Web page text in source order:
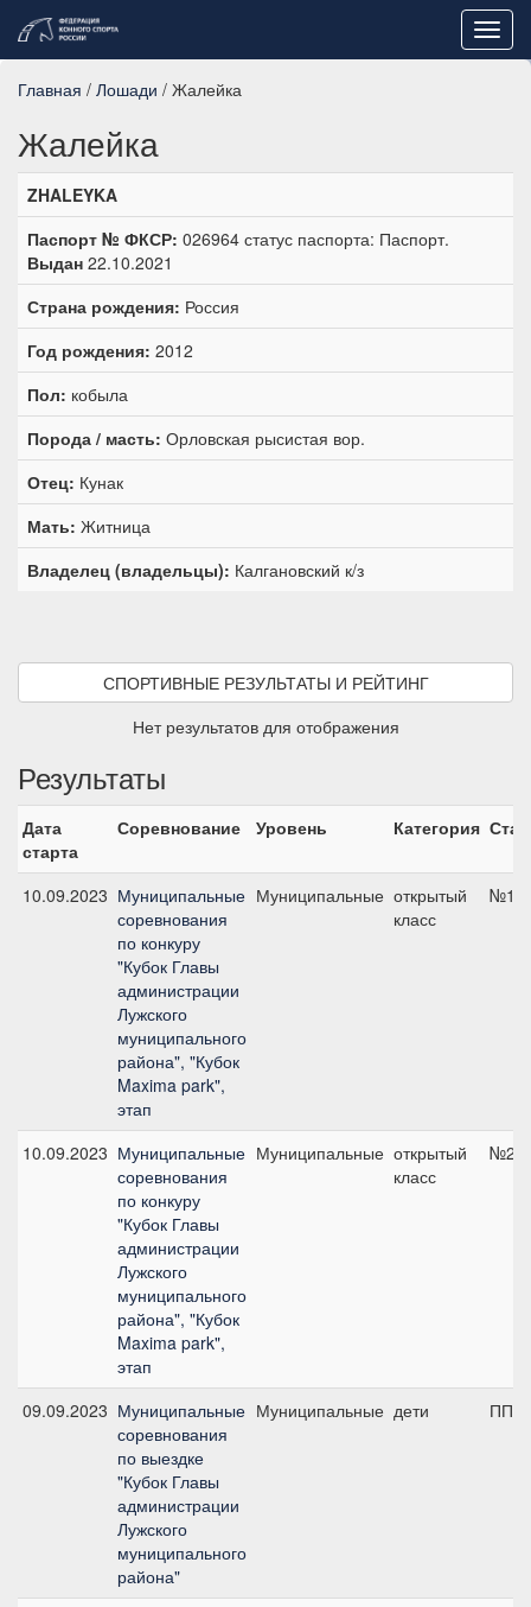
Главная / Лошади / Жалейка
Жалейка
ZHALEYKA
Паспорт № ФКСР: 026964 статус паспорта: Паспорт.
Выдан 22.10.2021
Страна рождения: Россия
Год рождения: 2012
Пол: кобыла
Порода / масть: Орловская рысистая вор.
Отец: Кунак
Мать: Житница
Владелец (владельцы): Калгановский к/з
СПОРТИВНЫЕ РЕЗУЛЬТАТЫ И РЕЙТИНГ
Нет результатов для отображения
Результаты
Дата
старта
Соревнование Уровень Категория
10.09.2023 Муниципальные
соревнования
по конкуру
"Кубок Главы
администрации
Лужского
муниципального
района", "Кубок
Maxima park",
этап
Муниципальные открытый
класс
№1,
10.09.2023 Муниципальные
соревнования
по конкуру
"Кубок Главы
администрации
Лужского
муниципального
района", "Кубок
Maxima park",
этап
Муниципальные открытый
класс
№2,
09.09.2023 Муниципальные
соревнования
по выездке
"Кубок Главы
администрации
Лужского
муниципального
района"
Муниципальные дети ПП